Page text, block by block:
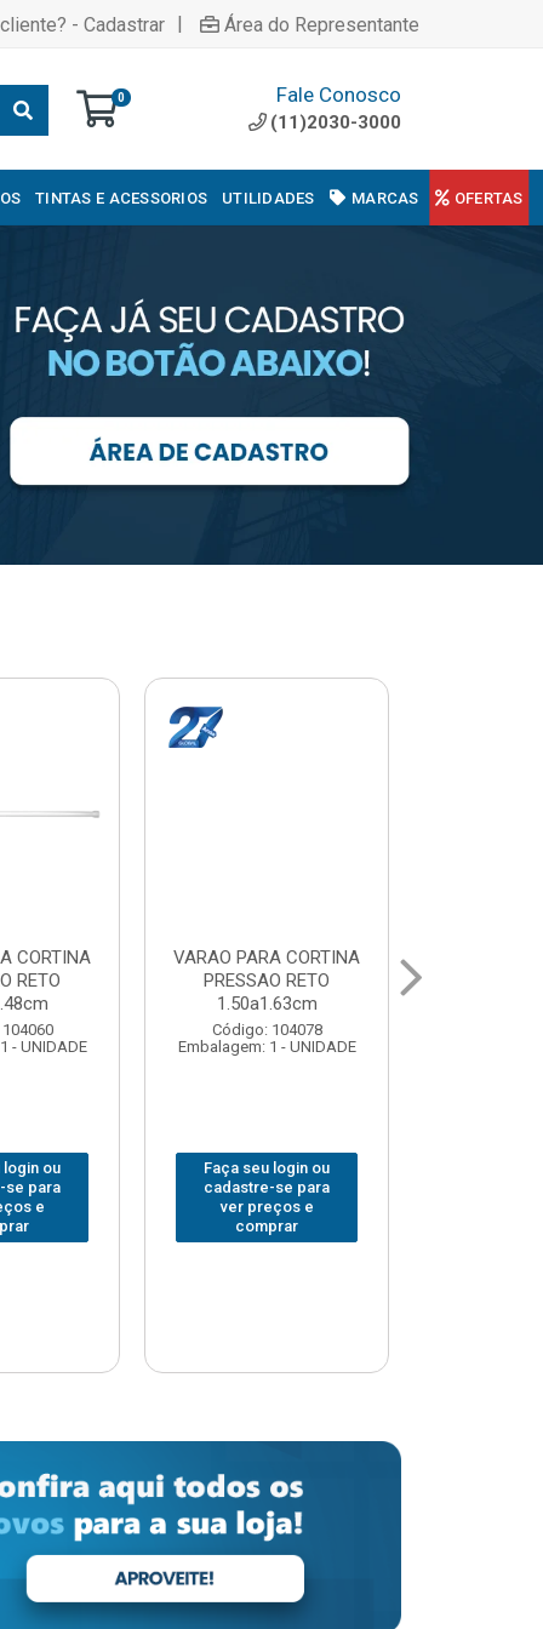
- Cadastrar | Área do Representante
0 Fale Conosco
(11)2030-3000
TINTAS E ACESSORIOS UTILIDADES MARCAS OFERTAS
CORTINA
RETO
- UNIDADE
login ou
se para
e
VARAL PARA TETO
MAXEB ACO 1.40m
Código: 104086
Embalagem: 1 - UNIDADE
Faça seu login ou
cadastre-se para
ver preços e
comprar